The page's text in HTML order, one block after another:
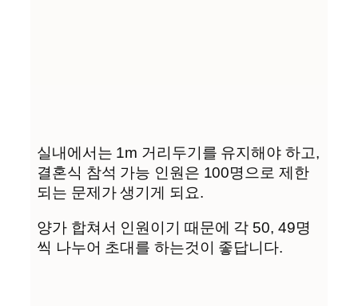
실내에서는 1m 거리두기를 유지해야 하고,
결혼식 참석 가능 인원은 100명으로 제한
되는 문제가 생기게 되요.
양가 합쳐서 인원이기 때문에 각 50, 49명
씩 나누어 초대를 하는것이 좋답니다.